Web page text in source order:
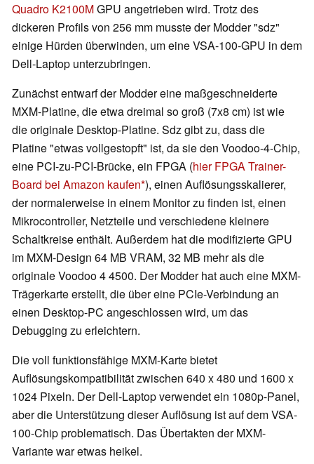
Quadro K2100MGPU angetrieben wird. Trotz des
dickeren Profils von 256 mm musste der Modder "sdz"
einige Hürden überwinden, um eine VSA-100-GPU in dem
Dell-Laptop unterzubringen.
Zunächst entwarf der Modder eine maßgeschneiderte
MXM-Platine, die etwa dreimal so groß (7x8 cm) ist wie
die originale Desktop-Platine. Sdz gibt zu, dass die
Platine "etwas vollgestopft" ist, da sie den Voodoo-4-Chip,
eine PCI-zu-PCI-Brücke, ein FPGA (hier FPGA Trainer-
Board bei Amazon kaufen ), einen Auflösungsskalierer,
der normalerweise in einem Monitor zu finden ist, einen
Mikrocontroller, Netzteile und verschiedene kleinere
Schaltkreise enthält. Außerdem hat die modifizierte GPU
im MXM-Design 64 MB VRAM, 32 MB mehr als die
originale Voodoo 4 4500. Der Modder hat auch eine MXM-
Trägerkarte erstellt, die über eine PCIe-Verbindung an
einen Desktop-PC angeschlossen wird, um das
Debugging zu erleichtern.
Die voll funktionsfähige MXM-Karte bietet
Auflösungskompatibilität zwischen 640 x 480 und 1600 x
1024 Pixeln. Der Dell-Laptop verwendet ein 1080p-Panel,
aber die Unterstützung dieser Auflösung ist auf dem VSA-
100-Chip problematisch. Das Übertakten der MXM-
Variante war etwas heikel.